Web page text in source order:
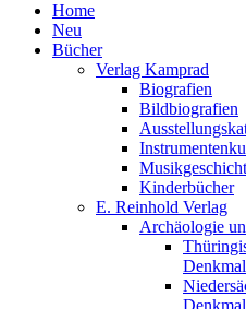
Home
Neu
Bücher
Verlag Kamprad
Biografien
Bildbiografien
Kinderbücher
E. Reinhold Verlag
Archäologie